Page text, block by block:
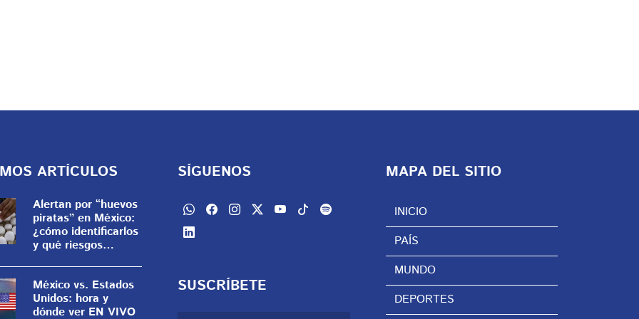
ARTÍCULOS
Alertan por “huevos
piratas” en México:
¿cómo identificarlos
y qué riesgos
México vs. Estados
Unidos: hora y
dónde ver EN VIVO
SÍGUENOS
SUSCRÍBETE
MAPA DEL SITIO
INICIO
PAÍS
MUNDO
DEPORTES